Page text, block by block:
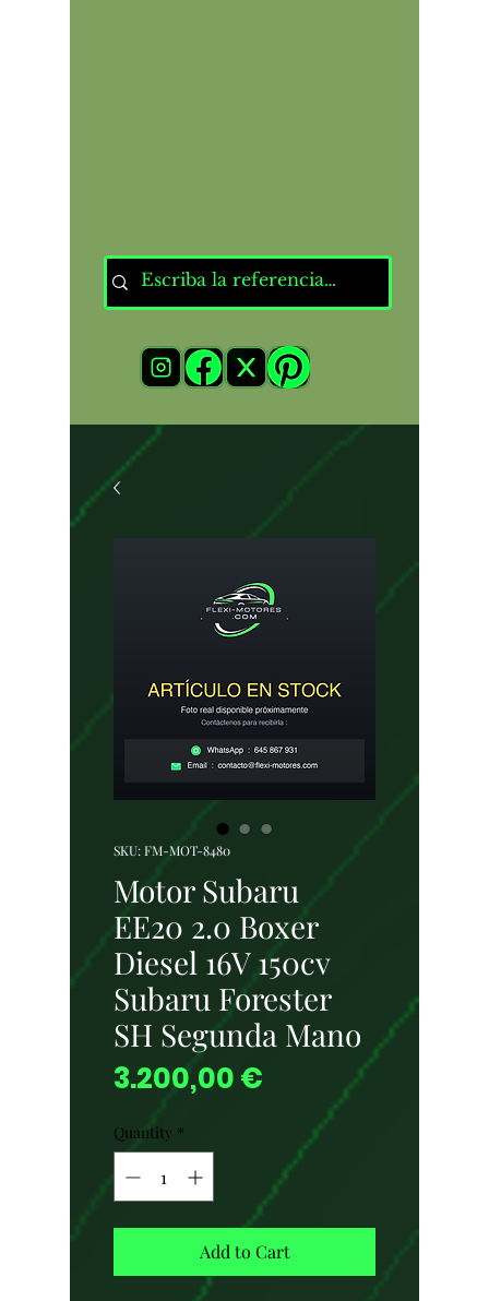
SKU: FM-MOT-8480
Motor Subaru
EE20 2.0 Boxer
Diesel 16V 150cv
Subaru Forester
SH Segunda Mano
3.200,00 €
Quantity *
Add to Cart